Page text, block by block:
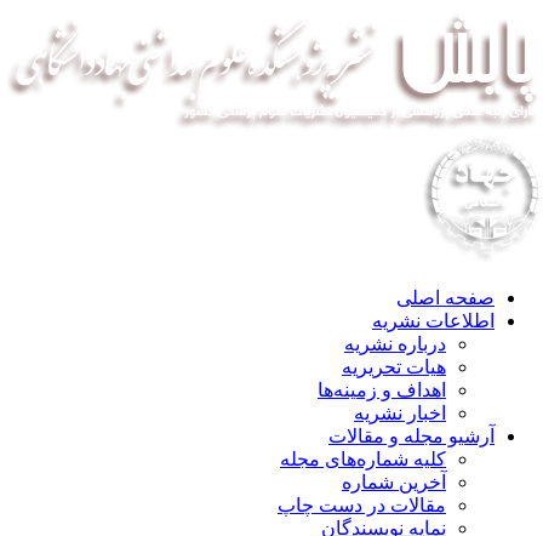
صفحه اصلی
اطلاعات نشریه
درباره نشریه
هیات تحریریه
اهداف و زمینه‌ها
اخبار نشریه
آرشیو مجله و مقالات
کلیه شماره‌های مجله
آخرین شماره
مقالات در دست چاپ
نمایه نویسندگان